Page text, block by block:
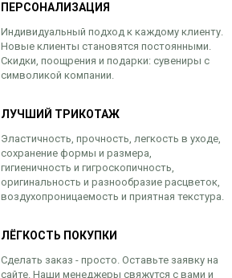
ПЕРСОНАЛИЗАЦИЯ
Индивидуальный подход к каждому клиенту.
Новые клиенты становятся постоянными.
Скидки, поощрения и подарки: сувениры с
символикой компании.
ЛУЧШИЙ ТРИКОТАЖ
Эластичность, прочность, легкость в уходе,
сохранение формы и размера,
гигиеничность и гигроскопичность,
оригинальность и разнообразие расцветок,
воздухопроницаемость и приятная текстура.
ЛЁГКОСТЬ ПОКУПКИ
Сделать заказ - просто. Оставьте заявку на
сайте. Наши менеджеры свяжутся с вами и